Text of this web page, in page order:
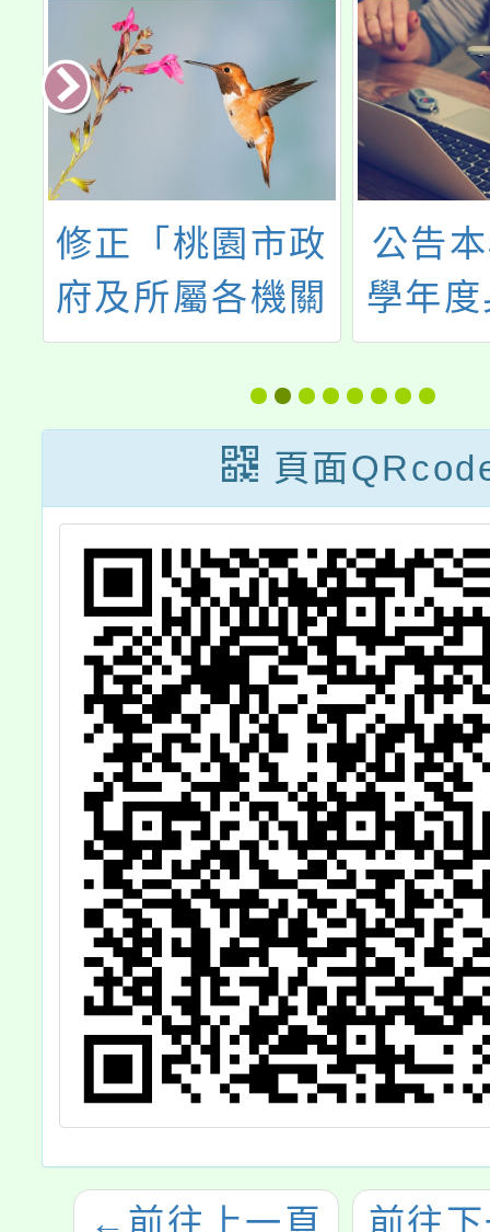
修正「桃園市政
府及所屬各機關
學校約用人員進
用及管理要點」
第十六點附表
二，並自中華民
國一百十五年一
月一日生效
公告
學年
特殊
案」
理人
次
頁面
← 前往上一頁 前往